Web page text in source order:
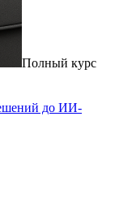
Полный курс
до ИИ-